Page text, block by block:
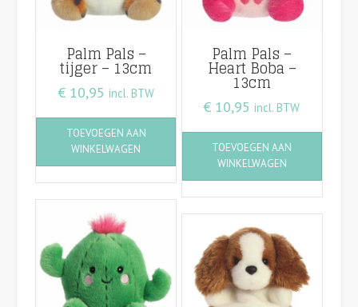
Palm Pals –
tijger – 13cm
€10,95 incl. BTW
TOEVOEGEN AAN
WINKELWAGEN
Palm Pals –
Heart Boba –
13cm
€ 10,95 incl. BTW
TOEVOEGEN AAN
WINKELWAGEN